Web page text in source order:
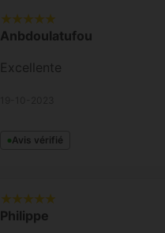
Anbdoulatufou
Excellente
Avis vérifié
Philippe